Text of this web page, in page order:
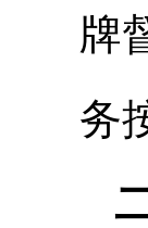
牌
务